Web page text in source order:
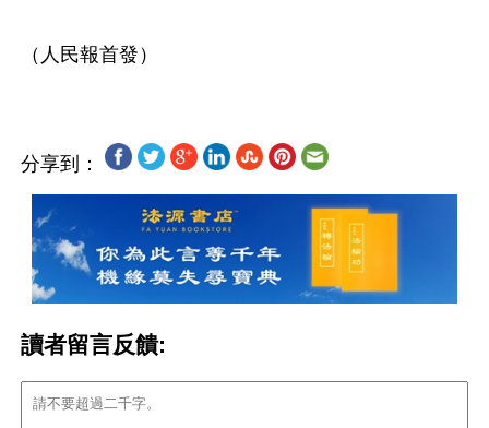
分享到：
讀者留言反饋: